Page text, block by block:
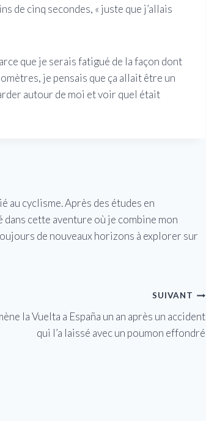
de cinq secondes, « juste que j’allais
que je serais fatigué de la façon dont
je pensais que ça allait être un
autour de moi et voir quel était
au cyclisme. Après des études en
cette aventure où je combine mon
de nouveaux horizons à explorer sur
SUIVANT
la Vuelta a España un an après un accident
qui l’a laissé avec un poumon effondré